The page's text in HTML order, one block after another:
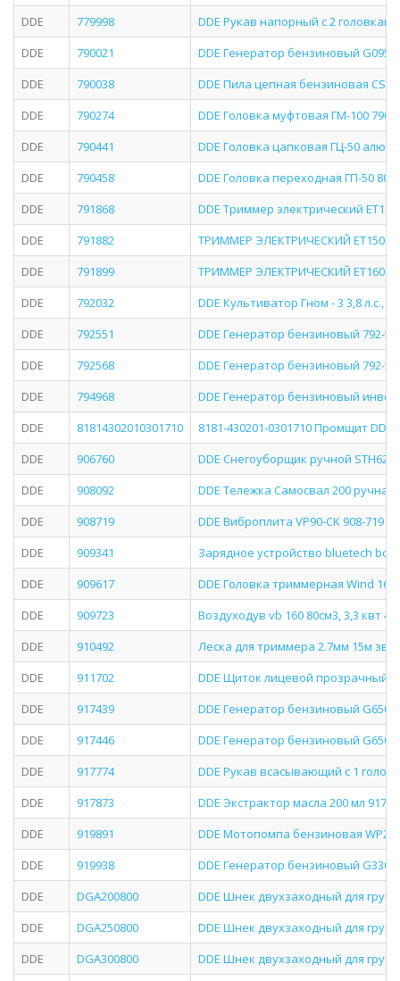
DDE
779998
DDE Рукав напорный с 2
DDE
790021
DDE Генератор бензиновый G095
DDE
790038
DDE Пила цепная бензиновая
DDE
790274
DDE Головка муфтовая ГМ-100 790-
DDE
790441
DDE Головка цапковая ГЦ-50
DDE
790458
DDE Головка переходная ГП-50 80
DDE
791868
DDE Триммер электрический
DDE
791882
ТРИММЕР ЭЛЕКТРИЧЕСКИЙ ET1500R
DDE
791899
ТРИММЕР ЭЛЕКТРИЧЕСКИЙ
DDE
792032
DDE Культиватор Гном - 3 3,8 л.с.,
DDE
792551
DDE Генератор бензиновый 792-
DDE
792568
DDE Генератор бензиновый 792-
DDE
794968
DDE Генератор бензиновый
DDE
81814302010301710
8181-430201-0301710 Промщит DDE
DDE
906760
DDE Снегоуборщик ручной
DDE
908092
DDE Тележка Самосвал 200
DDE
908719
DDE Виброплита VP90-СK 908-719
DDE
909341
Зарядное устройство bluetech bc
DDE
909617
DDE Головка триммерная Wind 16
DDE
909723
Воздуходув vb 160 80см3, 3,3 квт
DDE
910492
Леска для триммера 2.7мм 15м
DDE
911702
DDE Щиток лицевой прозрачный
DDE
917439
DDE Генератор бензиновый G650Е
DDE
917446
DDE Генератор бензиновый
DDE
917774
DDE Рукав всасывающий с 1
DDE
917873
DDE Экстрактор масла 200 мл 917-
DDE
919891
DDE Мотопомпа бензиновая
DDE
919938
DDE Генератор бензиновый G330
DDE
DGA200800
DDE Шнек двухзаходный для
DDE
DGA250800
DDE Шнек двухзаходный для
DDE
DGA300800
DDE Шнек двухзаходный для